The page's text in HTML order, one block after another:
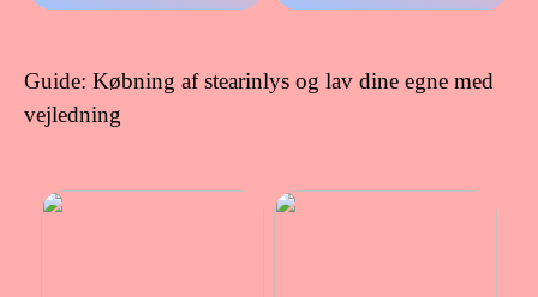
Guide: Købning af stearinlys og lav dine egne med
vejledning